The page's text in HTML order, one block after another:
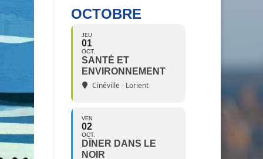
OCTOBRE
JEU
01
OCT.
SANTÉ ET
ENVIRONNEMENT
Cinéville - Lorient
VEN
02
OCT.
DÎNER DANS LE
NOIR